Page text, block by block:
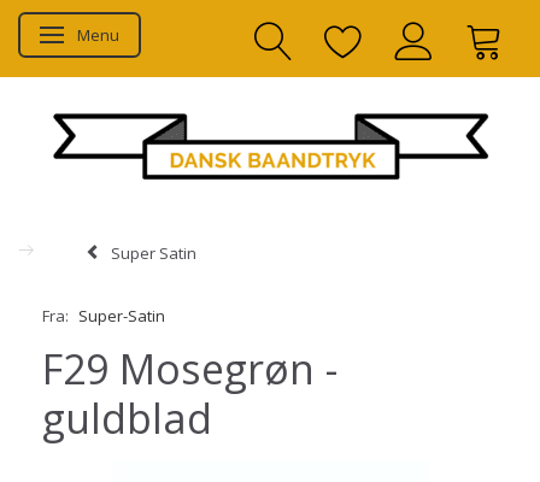
Skifte navigation
Menu
Super Satin
Fra: Super-Satin
F29 Mosegrøn -
guldblad